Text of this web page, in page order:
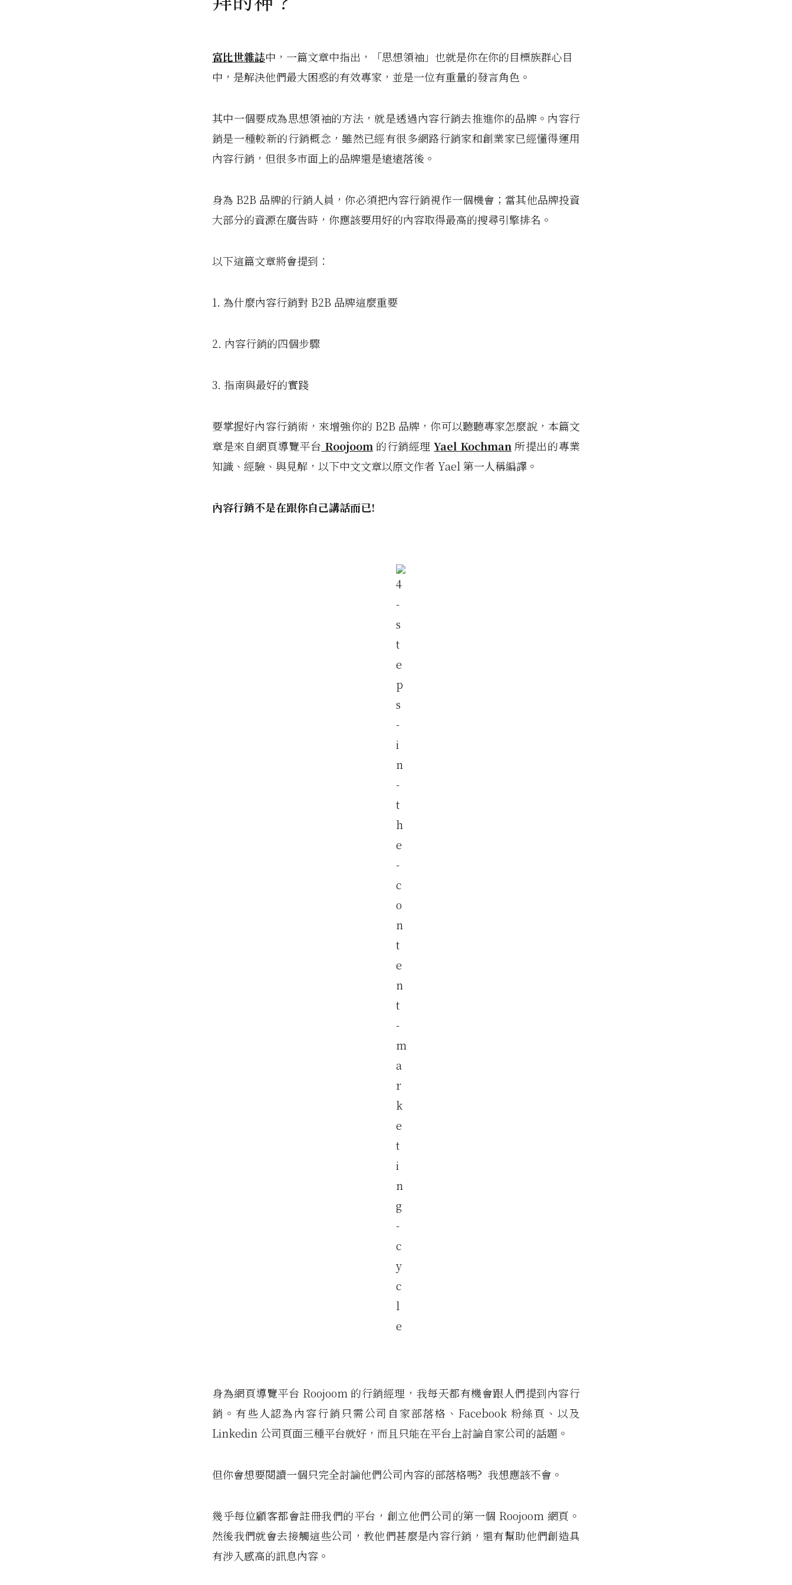
富比世雜誌中，一篇文章中指出，「思想領袖」也就是你在你的目標族群心目
中，是解決他們最大困惑的有效專家，並是一位有重量的發言角色。
其中一個要成為思想領袖的方法，就是透過內容行銷去推進你的品牌。內容行
銷是一種較新的行銷概念，雖然已經有很多網路行銷家和創業家已經懂得運用
內容行銷，但很多市面上的品牌還是遠遠落後。
身為 B2B 品牌的行銷人員，你必須把內容行銷視作一個機會；當其他品牌投資
大部分的資源在廣告時，你應該要用好的內容取得最高的搜尋引擎排名。
以下這篇文章將會提到：
1. 為什麼內容行銷對 B2B 品牌這麼重要
2. 內容行銷的四個步驟
3. 指南與最好的實踐
要掌握好內容行銷術，來增強你的 B2B 品牌，你可以聽聽專家怎麼說，本篇文
章是來自網頁導覽平台 Roojoom 的行銷經理Yael Kochman 所提出的專業
知識、經驗、與見解，以下中文文章以原文作者 Yael 第一人稱編譯。
內容行銷不是在跟你自己講話而已!
身為網頁導覽平台 Roojoom 的行銷經理，我每天都有機會跟人們提到內容行
銷。有些人認為內容行銷只需公司自家部落格、Facebook 粉絲頁、以及
Linkedin 公司頁面三種平台就好，而且只能在平台上討論自家公司的話題。
但你會想要閱讀一個只完全討論他們公司內容的部落格嗎? 我想應該不會。
幾乎每位顧客都會註冊我們的平台，創立他們公司的第一個 Roojoom 網頁。
然後我們就會去接觸這些公司，教他們甚麼是內容行銷，還有幫助他們創造具
有涉入感高的訊息內容。